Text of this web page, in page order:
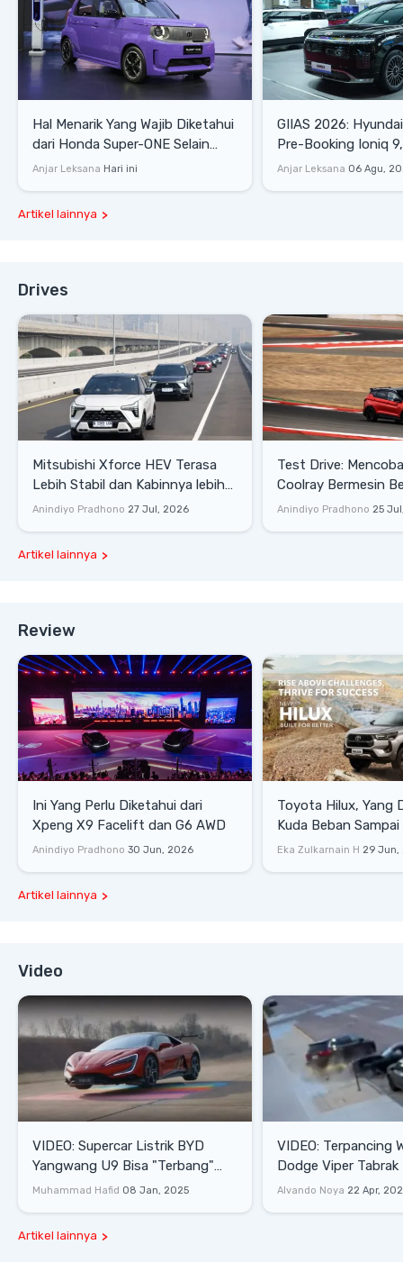
Hal Menarik Yang Wajib Diketahui
dari Honda Super-ONE Selain
Harga
Anjar Leksana Hari ini
GIIAS 2026:
Pre-Booking Ioniq
Rp1,49 Miliar
Anjar Leksana 06 Agu,
Artikel lainnya
Drives
Mitsubishi Xforce HEV Terasa
Lebih Stabil dan Kabinnya lebih
Senyap
Anindiyo Pradhono 27 Jul, 2026
Test Drive: Mencoba Geely
Coolray Bermesin
di Sirkuit Mandalika
Anindiyo Pradhono 25
Artikel lainnya
Review
Ini Yang Perlu Diketahui dari
Xpeng X9 Facelift dan G6 AWD
Anindiyo Pradhono 30 Jun, 2026
Toyota Hilux, Yang
Kuda Beban
Lifestyle
Eka Zulkarnain H 29 Jun,
Artikel lainnya
Video
VIDEO: Supercar Listrik BYD
Yangwang U9 Bisa "Terbang"
Lewati Rintangan
Muhammad Hafid 08 Jan, 2025
VIDEO: Terpancing
Dodge Viper Tabrak
Saat Burnout
Alvando Noya 22 Apr,
Artikel lainnya